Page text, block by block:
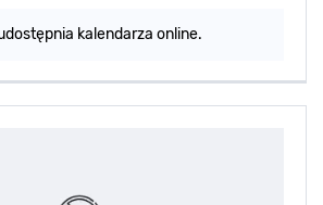
kalendarza online.